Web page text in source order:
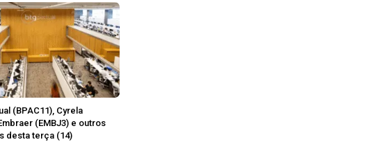
(BPAC11), Cyrela
(EMBJ3) e outros
desta terça (14)